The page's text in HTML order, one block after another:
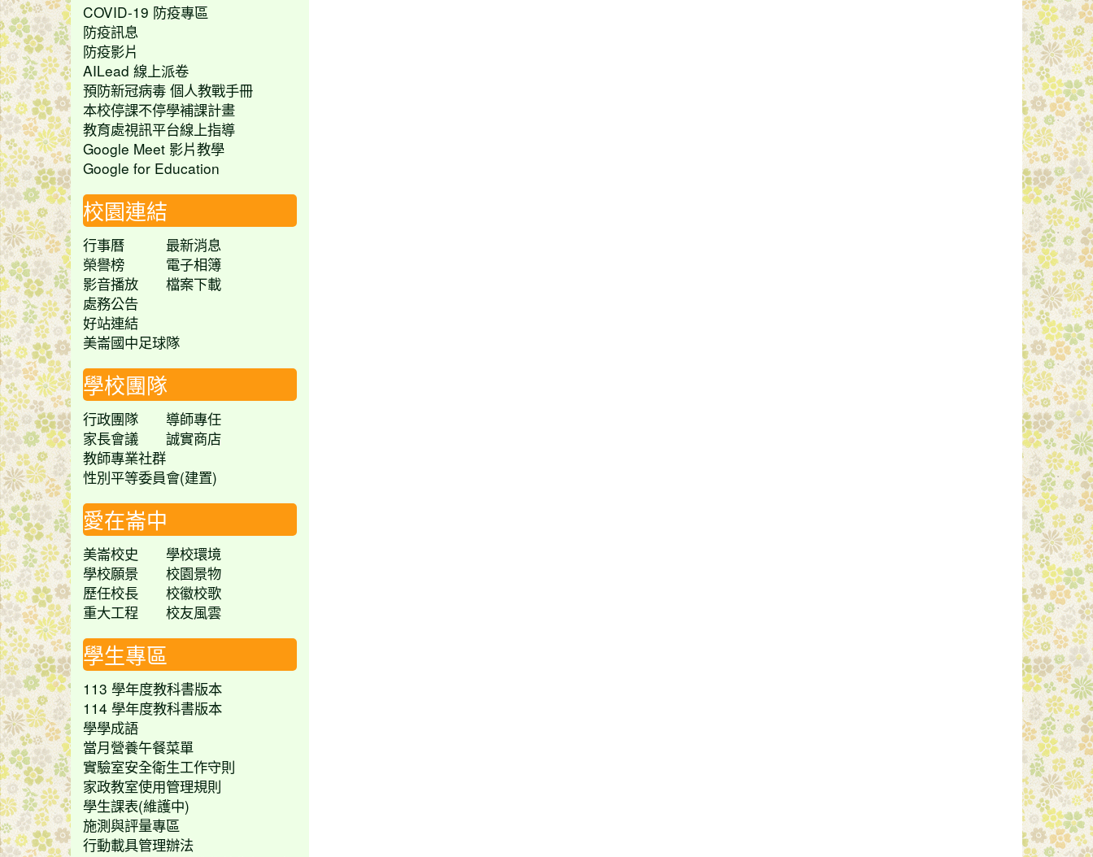
COVID-19 防疫專區
防疫訊息
防疫影片
AILead 線上派卷
預防新冠病毒 個人教戰手冊
本校停課不停學補課計畫
教育處視訊平台線上指導
Google Meet 影片教學
Google for Education
校園連結
行事曆
最新消息
榮譽榜
電子相簿
影音播放
檔案下載
處務公告
好站連結
美崙國中足球隊
學校團隊
行政團隊
導師專任
家長會議
誠實商店
教師專業社群
性別平等委員會(建置)
愛在崙中
美崙校史
學校環境
學校願景
校園景物
歷任校長
校徽校歌
重大工程
校友風雲
學生專區
113 學年度教科書版本
114 學年度教科書版本
學學成語
當月營養午餐菜單
實驗室安全衛生工作守則
家政教室使用管理規則
學生課表(維護中)
施測與評量專區
行動載具管理辦法